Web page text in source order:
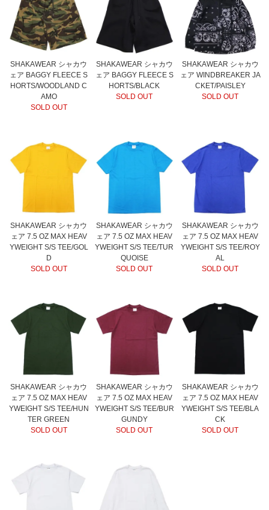
SHAKAWEAR シャカウ
ェア BAGGY FLEECE S
HORTS/WOODLAND C
AMO
SOLD OUT
SHAKAWEAR シャカウ
ェア BAGGY FLEECE S
HORTS/BLACK
SOLD OUT
SHAKAWEAR シャカウ
ェア WINDBREAKER JA
CKET/PAISLEY
SOLD OUT
SHAKAWEAR シャカウ
ェア 7.5 OZ MAX HEAV
YWEIGHT S/S TEE/GOL
D
SOLD OUT
SHAKAWEAR シャカウ
ェア 7.5 OZ MAX HEAV
YWEIGHT S/S TEE/TUR
QUOISE
SOLD OUT
SHAKAWEAR シャカウ
ェア 7.5 OZ MAX HEAV
YWEIGHT S/S TEE/ROY
AL
SOLD OUT
SHAKAWEAR シャカウ
ェア 7.5 OZ MAX HEAV
YWEIGHT S/S TEE/HUN
TER GREEN
SOLD OUT
SHAKAWEAR シャカウ
ェア 7.5 OZ MAX HEAV
YWEIGHT S/S TEE/BUR
GUNDY
SOLD OUT
SHAKAWEAR シャカウ
ェア 7.5 OZ MAX HEAV
YWEIGHT S/S TEE/BLA
CK
SOLD OUT